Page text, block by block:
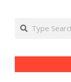
Search